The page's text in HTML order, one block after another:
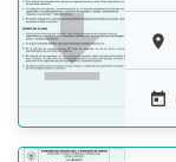
 
